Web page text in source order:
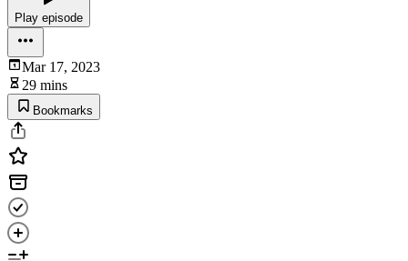
Play episode
Mar 17, 2023
29 mins
Bookmarks